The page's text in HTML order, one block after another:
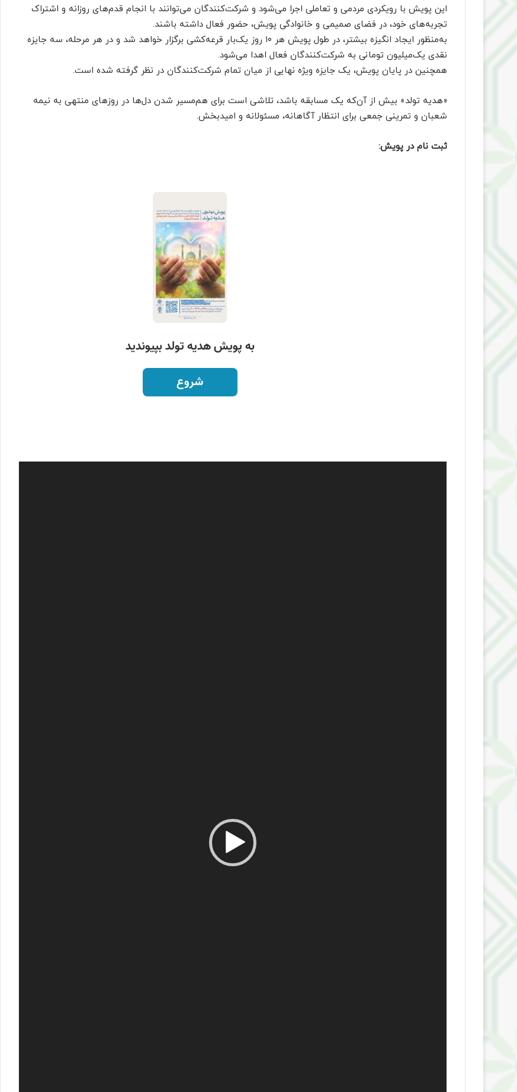
این پویش با رویکردی مردمی و تعاملی اجرا می‌شود و شرکت‌کنندگان می‌توانند با انجام قدم‌های روزانه و اشتراک
تجربه‌های خود، در فضای صمیمی و خانوادگی پویش، حضور فعال داشته باشند.
به‌منظور ایجاد انگیزه بیشتر، در طول پویش هر ۱۰ روز یک‌بار قرعه‌کشی برگزار خواهد شد و در هر مرحله، سه جایزه
نقدی یک‌میلیون تومانی به شرکت‌کنندگان فعال اهدا می‌شود.
همچنین در پایان پویش، یک جایزه ویژه نهایی از میان تمام شرکت‌کنندگان در نظر گرفته شده است.
«هدیه تولد» بیش از آن‌که یک مسابقه باشد، تلاشی است برای هم‌مسیر شدن دل‌ها در روزهای منتهی به نیمه
شعبان و تمرینی جمعی برای انتظار آگاهانه، مسئولانه و امیدبخش.
ثبت نام در پویش: